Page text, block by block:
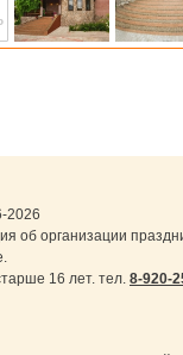
2026
об организации
16 лет. тел. 8-920-